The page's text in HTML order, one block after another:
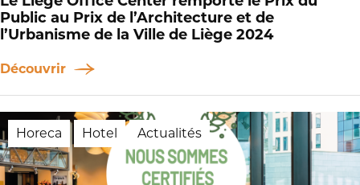
Public au Prix de l’Architecture et de
l’Urbanisme de la Ville de Liège 2024
Découvrir
Horeca Hotel Actualités